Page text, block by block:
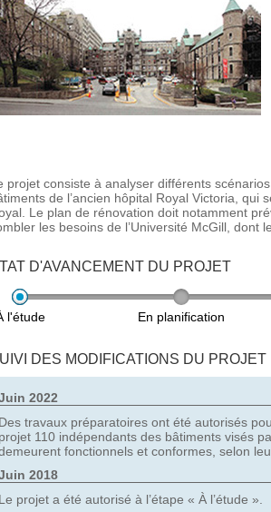
projet consiste à analyser différents
de l’ancien hôpital Royal Victoria, qui
Le plan de rénovation doit notamment
les besoins de l’Université McGill, dont
D'AVANCEMENT DU PROJET
DES MODIFICATIONS DU PROJET
2022
Des travaux préparatoires ont été autorisés
projet 110 indépendants des bâtiments visés
fonctionnels et conformes, selon
2018
Le projet a été autorisé à l’étape « À l’étude ».